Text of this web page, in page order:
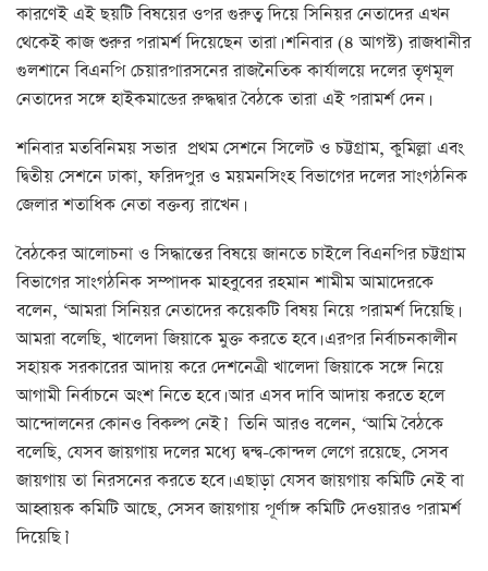
কারণেই এই ছয়টি বিষয়ের ওপর গুরুত্ব দিয়ে সিনিয়র নেতাদের এখন
থেকেই কাজ শুরুর পরামর্শ দিয়েছেন তারা। শনিবার (৪ আগস্ট) রাজধানীর
গুলশানে বিএনপি চেয়ারপারসনের রাজনৈতিক কার্যালয়ে দলের তৃণমূল
নেতাদের সঙ্গে হাইকমান্ডের রুদ্ধদ্বার বৈঠকে তারা এই পরামর্শ দেন।
শনিবার মতবিনিময় সভার প্রথম সেশনে সিলেট ও চট্টগ্রাম, কুমিল্লা এবং
দ্বিতীয় সেশনে ঢাকা, ফরিদপুর ও ময়মনসিংহ বিভাগের দলের সাংগঠনিক
জেলার শতাধিক নেতা বক্তব্য রাখেন।
বৈঠকের আলোচনা ও সিদ্ধান্তের বিষয়ে জানতে চাইলে বিএনপির চট্টগ্রাম
বিভাগের সাংগঠনিক সম্পাদক মাহবুবের রহমান শামীম আমাদেরকে
বলেন, ‘আমরা সিনিয়র নেতাদের কয়েকটি বিষয় নিয়ে পরামর্শ দিয়েছি।
আমরা বলেছি, খালেদা জিয়াকে মুক্ত করতে হবে। এরপর নির্বাচনকালীন
সহায়ক সরকারের আদায় করে দেশনেত্রী খালেদা জিয়াকে সঙ্গে নিয়ে
আগামী নির্বাচনে অংশ নিতে হবে। আর এসব দাবি আদায় করতে হলে
আন্দোলনের কোনও বিকল্প নেই।’ তিনি আরও বলেন, ‘আমি বৈঠকে
বলেছি, যেসব জায়গায় দলের মধ্যে দ্বন্দ্ব-কোন্দল লেগে রয়েছে, সেসব
জায়গায় তা নিরসনের করতে হবে। এছাড়া যেসব জায়গায় কমিটি নেই বা
আহ্বায়ক কমিটি আছে, সেসব জায়গায় পূর্ণাঙ্গ কমিটি দেওয়ারও পরামর্শ
দিয়েছি।’